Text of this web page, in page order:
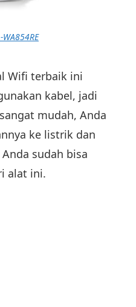
WA854RE
Wifi terbaik ini
kabel, jadi
mudah, Anda
ke listrik dan
sudah bisa
alat ini.